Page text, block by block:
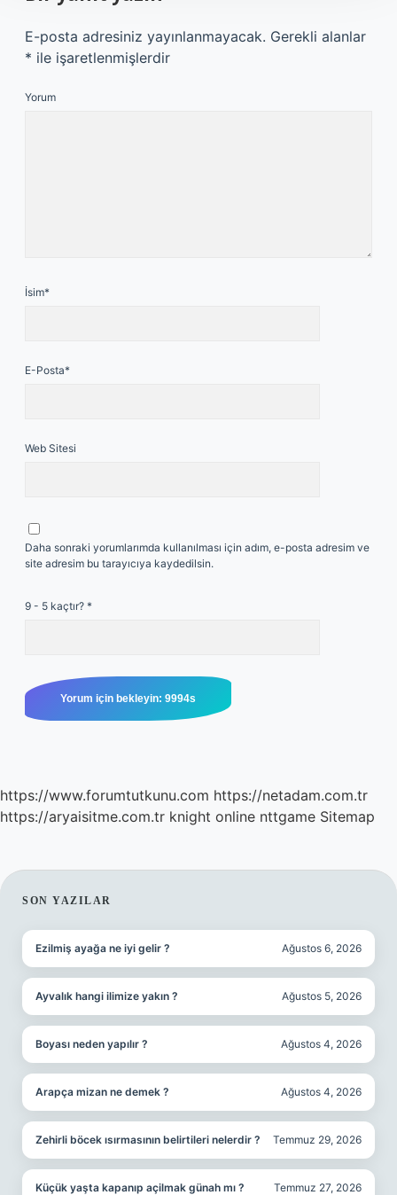
E-posta adresiniz yayınlanmayacak. Gerekli alanlar
* ile işaretlenmişlerdir
Yorum
İsim*
E-Posta*
Web Sitesi
Daha sonraki yorumlarımda kullanılması için adım, e-posta adresim ve
site adresim bu tarayıcıya kaydedilsin.
9 - 5 kaçtır? *
https://www.forumtutkunu.com https://netadam.com.tr
https://aryaisitme.com.tr knight online nttgame Sitemap
SIDEBAR
SON YAZILAR
Ezilmiş ayağa ne iyi gelir ? Ağustos 6, 2026
Ayvalık hangi ilimize yakın ? Ağustos 5, 2026
Boyası neden yapılır ? Ağustos 4, 2026
Arapça mizan ne demek ? Ağustos 4, 2026
Zehirli böcek ısırmasının belirtileri nelerdir ? Temmuz 29, 2026
Küçük yaşta kapanıp açilmak günah mı ? Temmuz 27, 2026